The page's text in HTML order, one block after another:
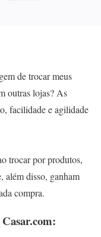
de trocar meus
outras lojas? As
facilidade e agilidade
trocar por produtos,
além disso, ganham
compra.